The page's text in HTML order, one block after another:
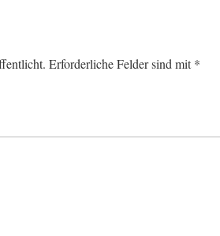
Erforderliche Felder sind mit*